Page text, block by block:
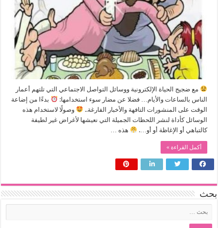
مع ضجيج الحياة الإلكترونية ووسائل التواصل الاجتماعي التي تلتهم أعمار
الناس بالساعات والأيام… فضلا عن مضار سوء استخدامها:
بدءًا من إضاعة
الوقت على المنشورات التافهة والأخبار الفارغة..
وصولًا لاستخدام هذه
الوسائل كأداة لنشر اللحظات الجميلة التي نعيشها لأغراض غير لطيفة
كالتباهي أو الإغاظة أو أو….
هذه …
أكمل القراءة »
بحث